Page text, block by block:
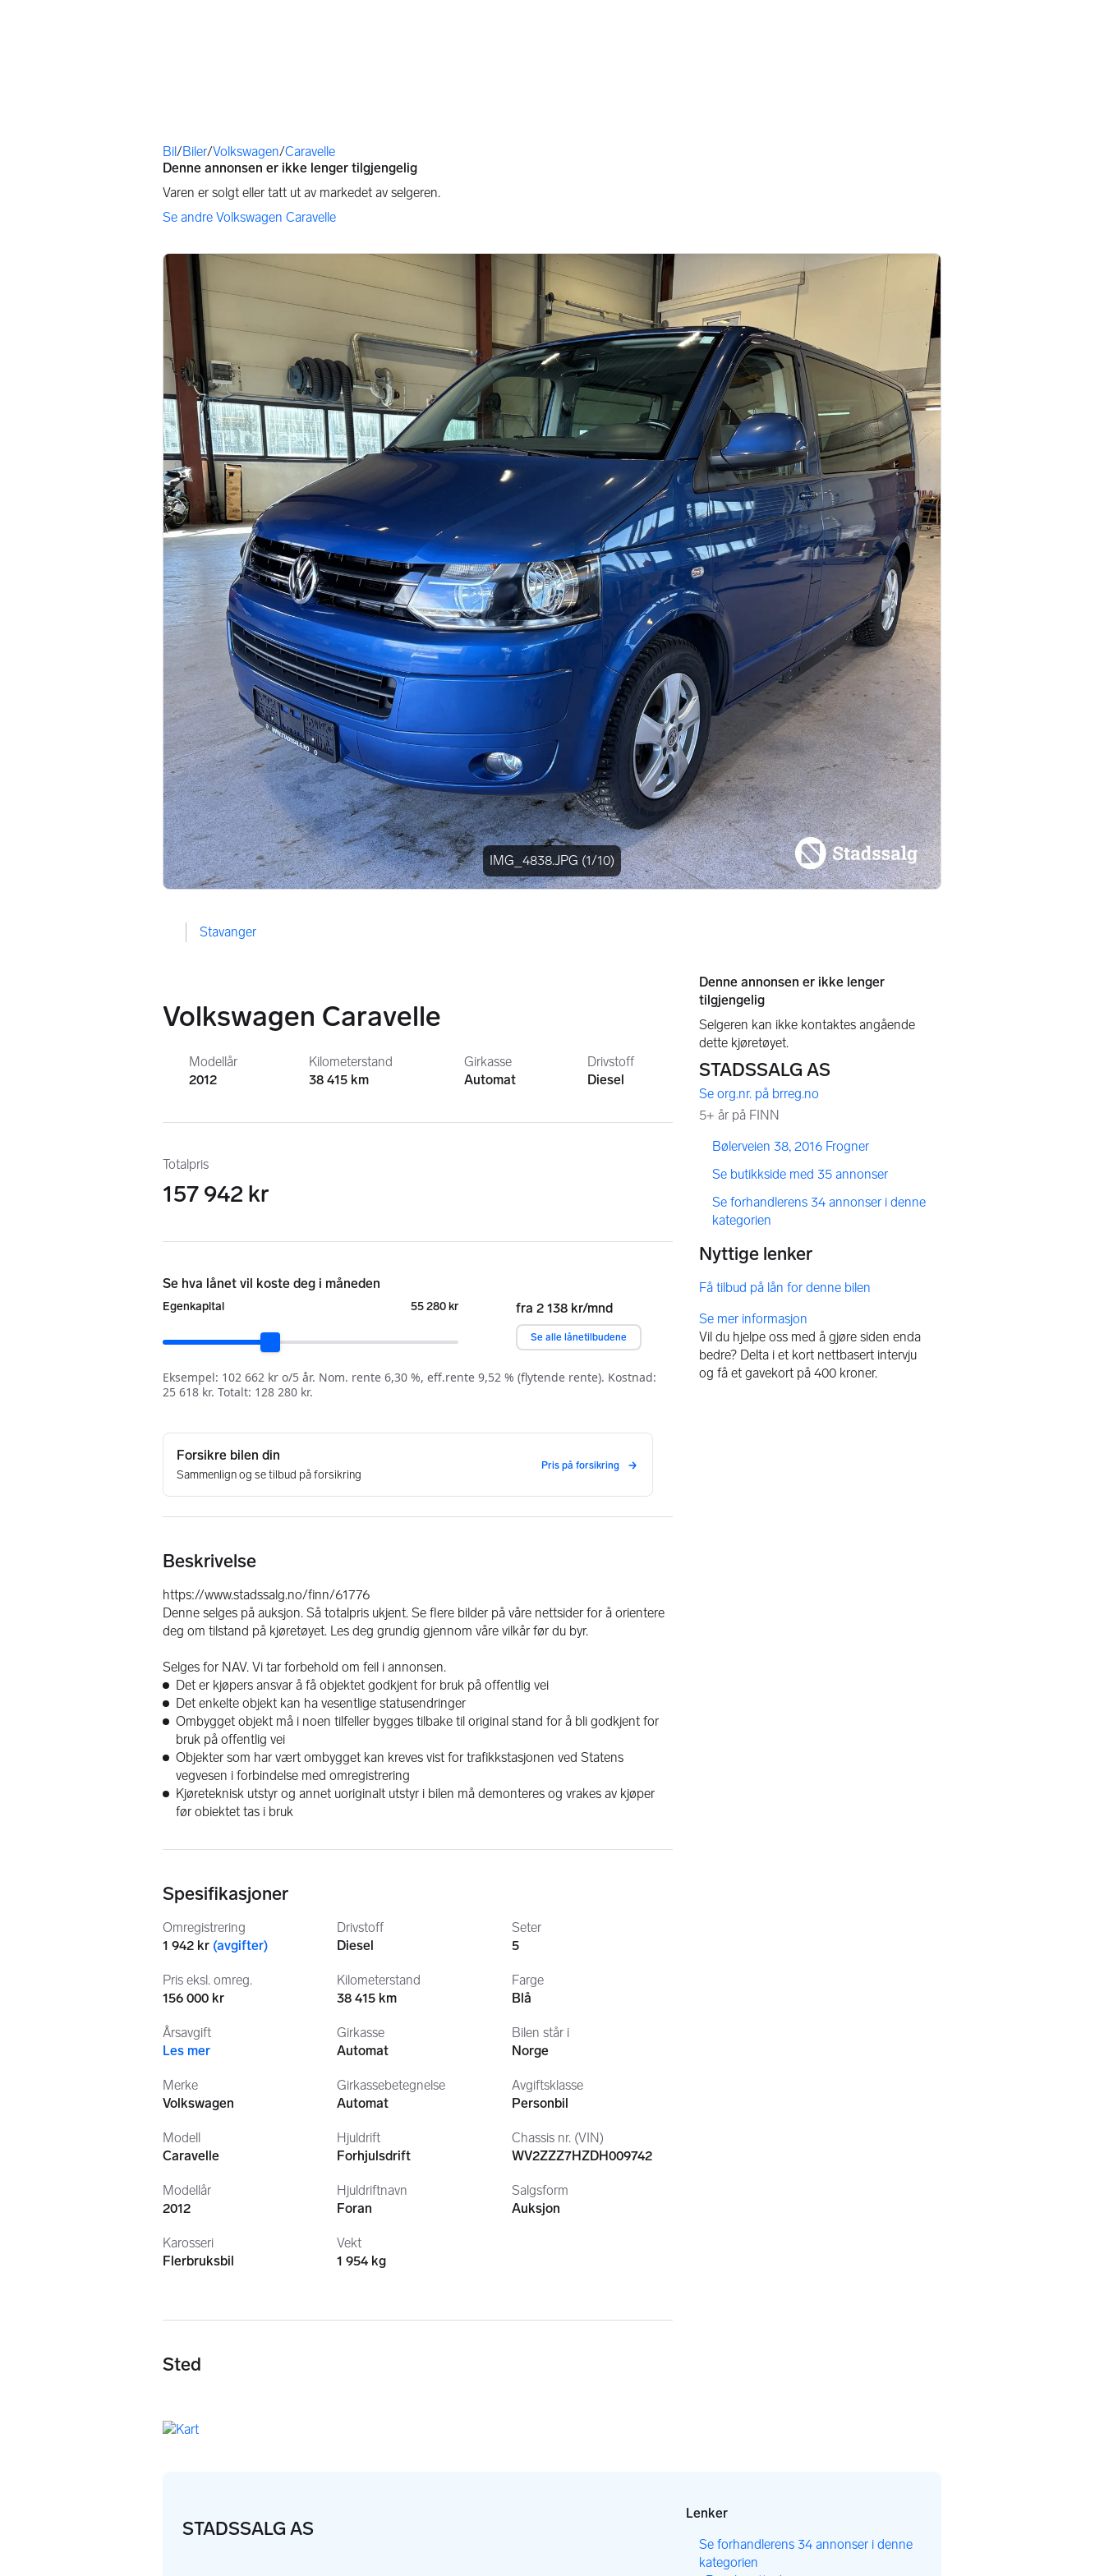
Du er her
Bil/Biler/Volkswagen/Caravelle
Bildegalleri
IMG_4838.JPG (1/10)
Stavanger
Volkswagen Caravelle
Modellår
2012
Kilometerstand
38 415 km
Girkasse
Automat
Drivstoff
Diesel
Totalpris
157 942 kr
,
Bølerveien 38, 2016 Frogner
Se butikkside med 35 annonser
Se forhandlerens 34 annonser i denne
kategorien
Få tilbud på lån for denne bilen
Vil du hjelpe oss med å gjøre siden enda
bedre? Delta i et kort nettbasert intervju
og få et gavekort på 400 kroner.
Beskrivelse
https://www.stadssalg.no/finn/61776
Denne selges på auksjon. Så totalpris ukjent. Se flere bilder på våre nettsider for å orientere
deg om tilstand på kjøretøyet. Les deg grundig gjennom våre vilkår før du byr.
Selges for NAV. Vi tar forbehold om feil i annonsen.
Det er kjøpers ansvar å få objektet godkjent for bruk på offentlig vei
Det enkelte objekt kan ha vesentlige statusendringer
Ombygget objekt må i noen tilfeller bygges tilbake til original stand for å bli godkjent for
bruk på offentlig vei
Objekter som har vært ombygget kan kreves vist for trafikkstasjonen ved Statens
vegvesen i forbindelse med omregistrering
Kjøreteknisk utstyr og annet uoriginalt utstyr i bilen må demonteres og vrakes av kjøper
før objektet tas i bruk
være opplyst i testen og er for kjøpers risiko.
755 87 200.
Antall seter i bilen kan avvike fra det som er godkjent i Statens Vegvesen.
Se bilder og test for ytterligere informasjon
Spesifikasjoner
Omregistrering
1 942 kr (avgifter)
Pris eksl. omreg.
156 000 kr
Årsavgift
Les mer
Merke
Volkswagen
Modell
Caravelle
Modellår
2012
Karosseri
Flerbruksbil
Drivstoff
Diesel
Kilometerstand
38 415 km
Girkasse
Automat
Girkassebetegnelse
Automat
Hjuldrift
Forhjulsdrift
Hjuldriftnavn
Foran
Vekt
1 954 kg
Seter
5
Farge
Blå
Bilen står i
Norge
Avgiftsklasse
Personbil
Chassis nr. (VIN)
WV2ZZZ7HZDH009742
Salgsform
Auksjon
Sted
STADSSALG AS
Lenker
Se forhandlerens 34 annonser i denne
kategorien